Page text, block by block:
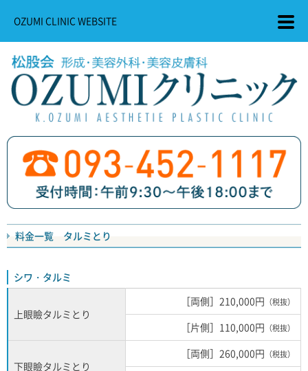
OZUMI CLINIC WEBSITE
料金一覧 タルミとり
シワ・タルミ
上眼瞼タルミとり
［両側］210,000円 （税抜）
［片側］110,000円 （税抜）
下眼瞼タルミとり
［両側］260,000円 （税抜）